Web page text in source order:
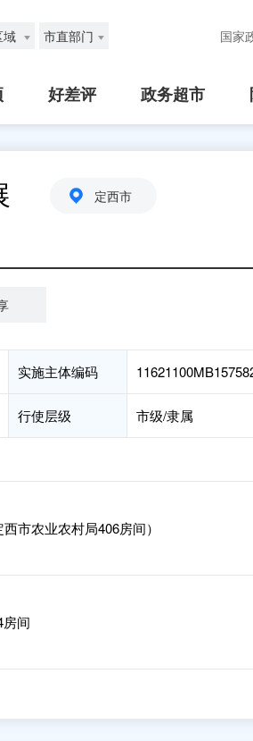
域 市直部门 国家
好差评 政务超市
定西市
实施主体编码
行使层级 市级/隶属
市农业农村局406房间）
间